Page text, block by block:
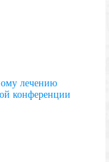
лечению
конференции